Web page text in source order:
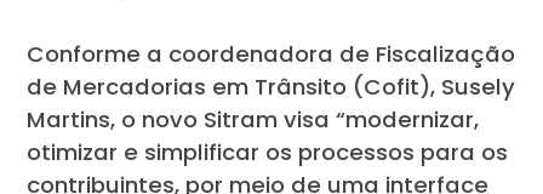
Conforme a coordenadora de Fiscalização
de Mercadorias em Trânsito (Cofit), Susely
Martins, o novo Sitram visa “modernizar,
otimizar e simplificar os processos para os
contribuintes, por meio de uma interface